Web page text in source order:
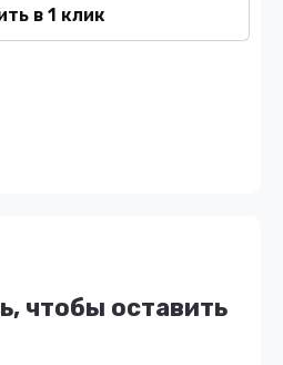
в 1 клик
чтобы оставить